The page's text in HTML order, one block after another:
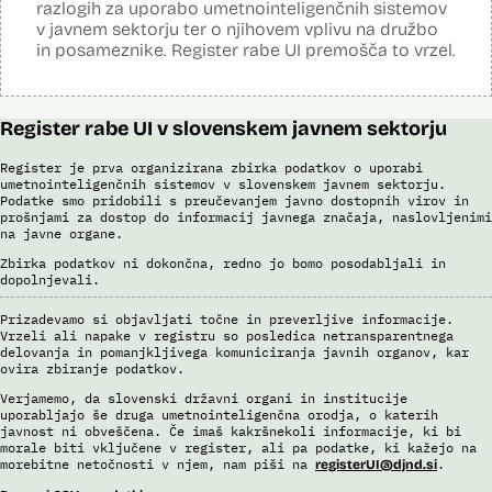
razlogih za uporabo umetnointeligenčnih sistemov
v javnem sektorju ter o njihovem vplivu na družbo
in posameznike. Register rabe UI premošča to vrzel.
Register rabe UI v slovenskem javnem sektorju
Register je prva organizirana zbirka podatkov o uporabi
umetnointeligenčnih sistemov v slovenskem javnem sektorju.
Podatke smo pridobili s preučevanjem javno dostopnih virov in
prošnjami za dostop do informacij javnega značaja, naslovljenimi
na javne organe.
Zbirka podatkov ni dokončna, redno jo bomo posodabljali in
dopolnjevali.
Prizadevamo si objavljati točne in preverljive informacije.
Vrzeli ali napake v registru so posledica netransparentnega
delovanja in pomanjkljivega komuniciranja javnih organov, kar
ovira zbiranje podatkov.
Verjamemo, da slovenski državni organi in institucije
uporabljajo še druga umetnointeligenčna orodja, o katerih
javnost ni obveščena. Če imaš kakršnekoli informacije, ki bi
morale biti vključene v register, ali pa podatke, ki kažejo na
morebitne netočnosti v njem, nam piši na registerUI@djnd.si.